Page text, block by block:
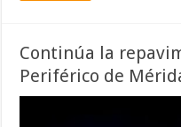
Continúa la
Periférico de